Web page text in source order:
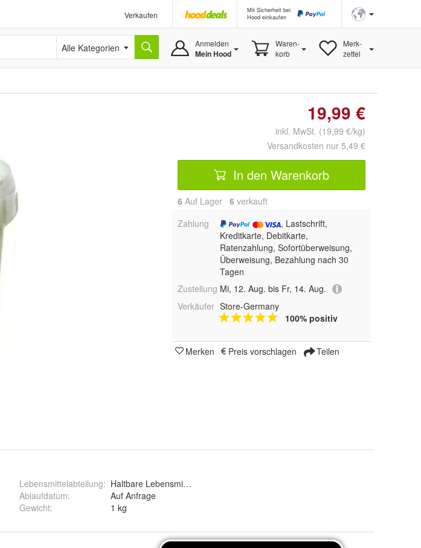
Verkaufen
Mit Sicherheit bei
Hood einkaufen
Alle Kategorien Anmelden
Mein Hood
Waren-
korb
Merk-
zettel
19,99 €
inkl. MwSt. (19,99 €/kg)
Versandkosten nur 5,49 €
In den Warenkorb
6 Auf Lager 6 verkauft
Zahlung
, Lastschrift,
Kreditkarte, Debitkarte,
Ratenzahlung, Sofortüberweisung,
Überweisung, Bezahlung nach 30
Tagen
Zustellung Mi, 12. Aug. bis Fr, 14. Aug.
Verkäufer Store-Germany
100% positiv
Merken Preis vorschlagen Teilen
Lebensmittelabteilung: Haltbare Lebensmittel
Ablaufdatum:
Auf Anfrage
Gewicht: 1 kg